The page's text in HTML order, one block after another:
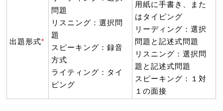
出題形式*
問題
リスニング：選択問
題
スピーキング：録音
方式
ライティング：タイ
ピング
用紙に手書き、また
はタイピング
リーディング：選択
問題と記述式問題
リスニング：選択問
題と記述式問題
スピーキング：１対
１の面接